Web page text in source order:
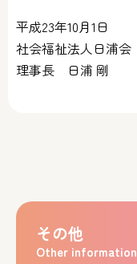
その他
Other information
平成23年10月1日
社会福祉法人日浦会
理事長 日浦 剛